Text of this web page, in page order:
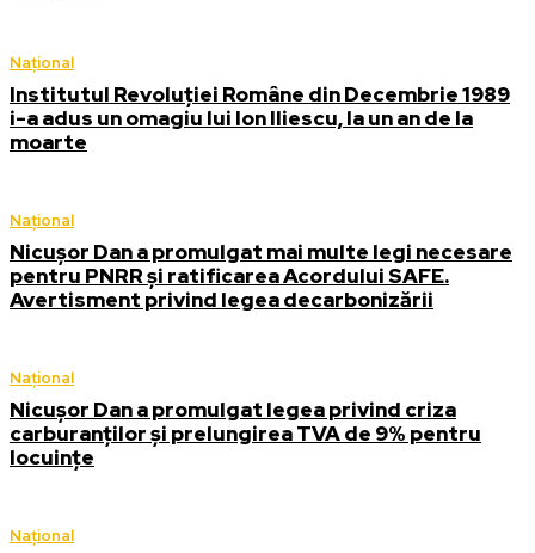
Național
Institutul Revoluției Române din Decembrie 1989
i-a adus un omagiu lui Ion Iliescu, la un an de la
moarte
Național
Nicușor Dan a promulgat mai multe legi necesare
pentru PNRR și ratificarea Acordului SAFE.
Avertisment privind legea decarbonizării
Național
Nicușor Dan a promulgat legea privind criza
carburanților și prelungirea TVA de 9% pentru
locuințe
Național